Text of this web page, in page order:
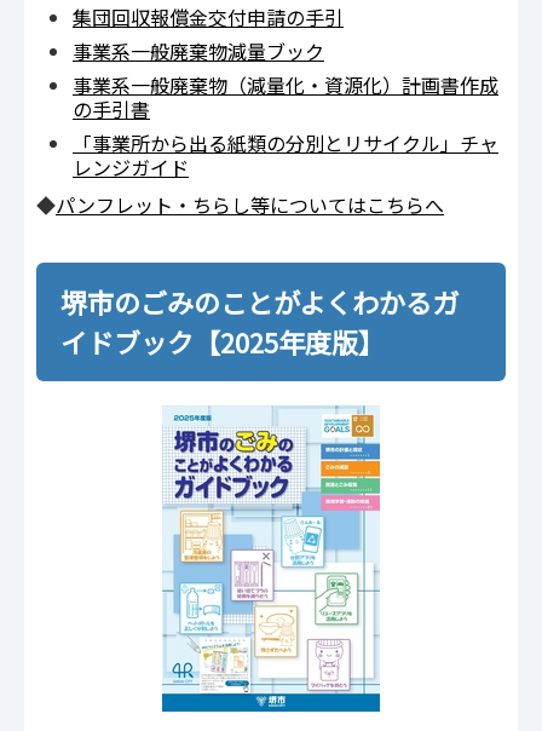
集団回収報償金交付申請の手引
事業系一般廃棄物減量ブック
事業系一般廃棄物（減量化・資源化）計画書作成
の手引書
「事業所から出る紙類の分別とリサイクル」チャ
レンジガイド
◆パンフレット・ちらし等についてはこちらへ
堺市のごみのことがよくわかるガ
イドブック【2025年度版】